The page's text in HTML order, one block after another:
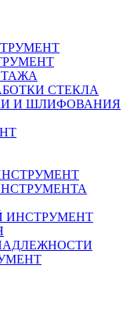
СТЕКЛА
И ШЛИФОВАНИЯ
ИНСТРУМЕНТ